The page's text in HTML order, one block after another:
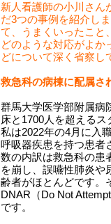
新人看護師の小川さん
だ3つの事例を紹介し
て、うまくいったこと
どのような対応がよか
どについて深く省察し
救急科の病棟に配属さ
群馬大学医学部附属病
床と1700人を超える
私は2022年の4月に入
呼吸器疾患を持つ患者
数の内訳は救急科の患
を崩し、誤嚥性肺炎や
齢者がほとんどです。
DNAR（Do Not
です。